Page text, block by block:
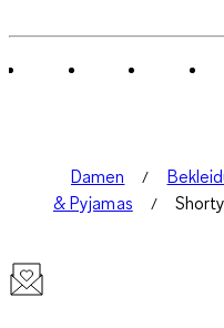
Damen
& Pyjamas